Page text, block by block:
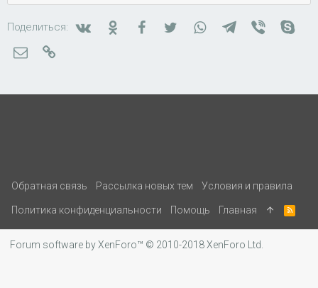
Поделиться: ВконтактеОдноклассники
FacebookTwitterWhatsAppTelegram
Viber
Электронная почта
Обратная связь Рассылка новых тем Условия и правила
Политика конфиденциальности Помощь Главная
R
S
Forum software by XenForo™ © 2010-2018 XenForo Ltd.